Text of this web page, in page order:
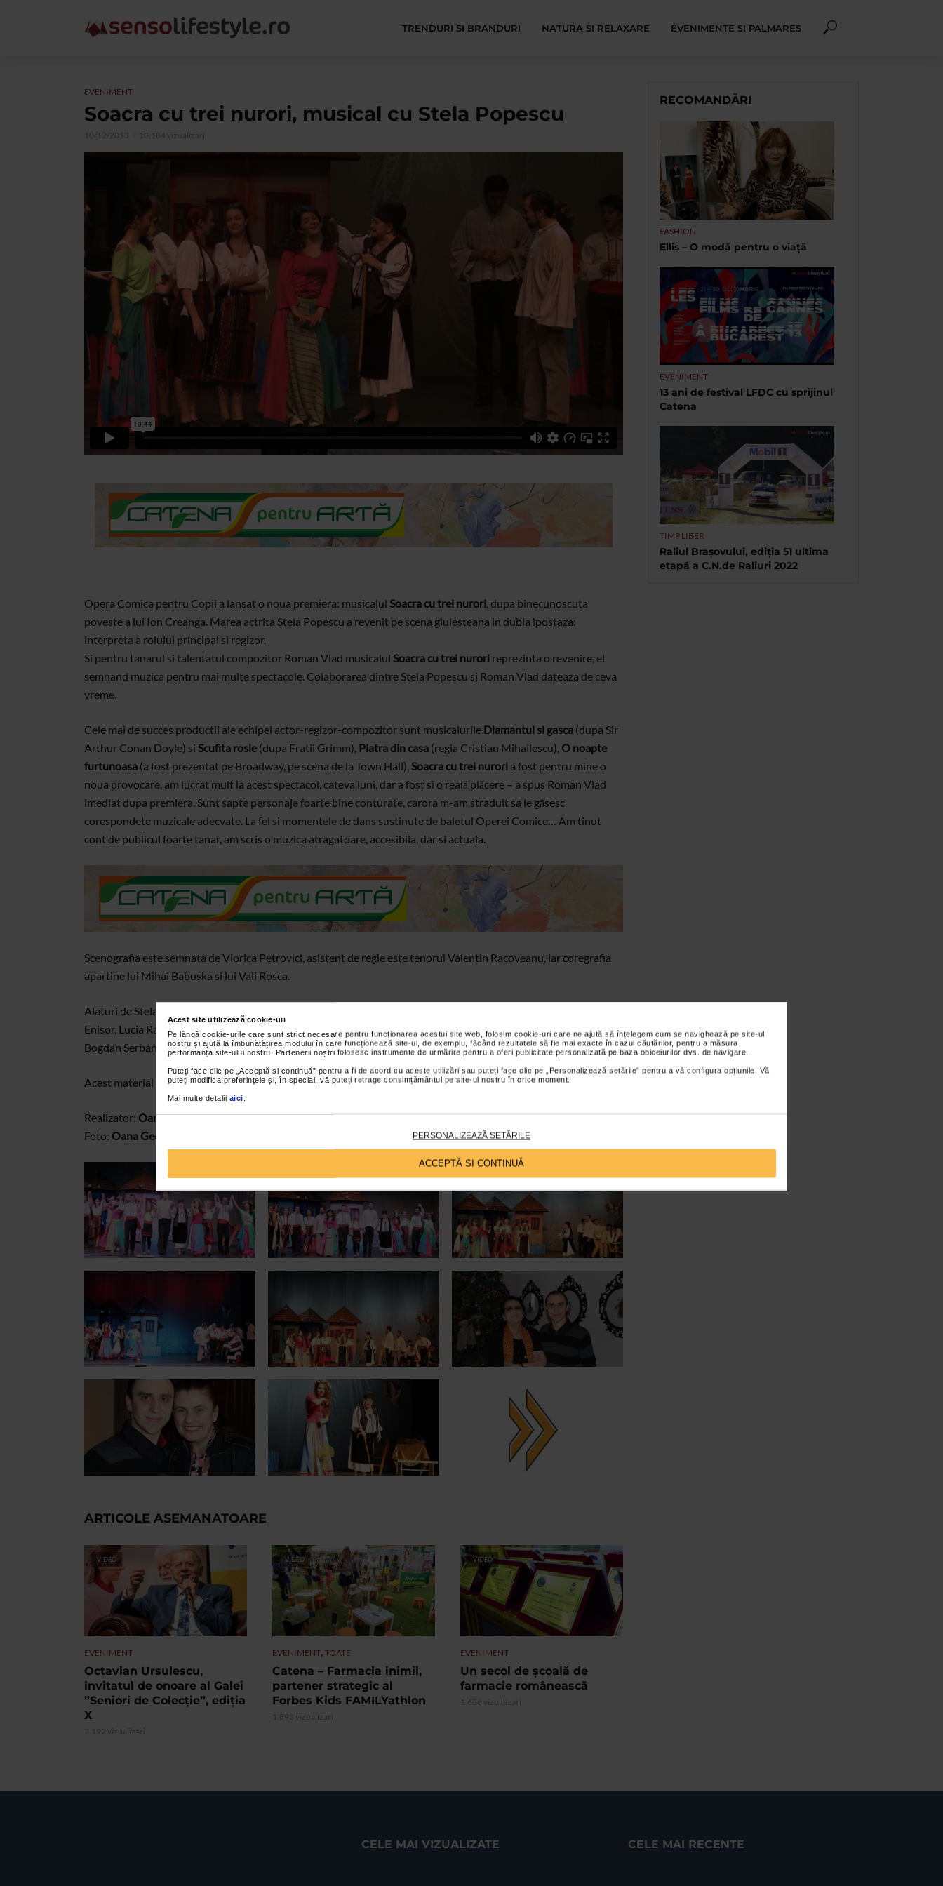
Acest site utilizează cookie-uri
Pe lângă cookie-urile care sunt strict necesare pentru funcționarea acestui site web, folosim cookie-uri care ne ajută să înțelegem cum se navighează pe site-ul
nostru și ajută la îmbunătățirea modului în care funcționează site-ul, de exemplu, făcând rezultatele să fie mai exacte în cazul căutărilor, pentru a măsura
performanța site-ului nostru. Partenerii noștri folosesc instrumente de urmărire pentru a oferi publicitate personalizată pe baza obiceiurilor dvs. de navigare.
Puteți face clic pe „Acceptă si continuă” pentru a fi de acord cu aceste utilizări sau puteți face clic pe „Personalizează setările” pentru a vă configura opțiunile. Vă
puteți modifica preferințele și, în special, vă puteți retrage consimțământul pe site-ul nostru în orice moment.
Mai multe detalii aici
PERSONALIZEAZĂ SETĂRILE
ACCEPTĂ SI CONTINUĂ
TRENDURI SI BRANDURI NATURA SI RELAXARE EVENIMENTE SI PALMARES
EVENIMENT
Soacra cu trei nurori, musical cu Stela Popescu
10/12/2013 10.184 vizualizari
Opera Comica pentru Copii a lansat o noua premiera: musicalul Soacra cu trei nurori , dupa binecunoscuta
poveste a lui Ion Creanga. Marea actrita Stela Popescu a revenit pe scena giulesteana in dubla ipostaza:
interpreta a rolului principal si regizor.
Si pentru tanarul si talentatul compozitor Roman Vlad musicalul Soacra cu trei nurori reprezinta o revenire, el
semnand muzica pentru mai multe spectacole. Colaborarea dintre Stela Popescu si Roman Vlad dateaza de ceva
vreme.
Cele mai de succes productii ale echipei actor-regizor-compozitor sunt musicalurile Diamantul si gasca (dupa Sir
Arthur Conan Doyle) si Scufita rosie (dupa Fratii Grimm), Piatra din casa (regia Cristian Mihailescu), O noapte
furtunoasa (a fost prezentat pe Broadway, pe scena de la Town Hall). Soacra cu trei nurori a fost pentru mine o
noua provocare, am lucrat mult la acest spectacol, cateva luni, dar a fost si o reală plăcere – a spus Roman Vlad
imediat dupa premiera. Sunt sapte personaje foarte bine conturate, carora m-am straduit sa le găsesc
corespondete muzicale adecvate. La fel si momentele de dans sustinute de baletul Operei Comice… Am tinut
cont de publicul foarte tanar, am scris o muzica atragatoare, accesibila, dar si actuala.
Scenografia este semnata de Viorica Petrovici, asistent de regie este tenorul Valentin Racoveanu, iar coregrafia
apartine lui Mihai Babuska si lui Vali Rosca.
Alaturi de Stela Popescu si de baletul Operei Comice pentru Copii, joaca Raluca Oprea, Oana Serban, Roberta
Enisor, Lucia Racoveanu, Jennifer Dumitrascu, Gabriela Daha, Andrei Lazar, Daniel Filipescu, Fang Shuang,
Bogdan Serban, Levente Ambrus, Andrei Rosu s.a.
Acest material va este oferit de Catena.
Realizator: Oana Georgescu
Foto: Oana Georgescu
ARTICOLE ASEMANATOARE
VIDEO
EVENIMENT
Octavian Ursulescu,
invitatul de onoare al Galei
”Seniori de Colecție”, ediția
X
2.192 vizualizari
VIDEO
EVENIMENT, TOATE
Catena – Farmacia inimii,
partener strategic al
Forbes Kids FAMILYathlon
1.893 vizualizari
VIDEO
EVENIMENT
Un secol de școală de
farmacie românească
1.656 vizualizari
RECOMANDĂRI
FASHION
Ellis – O modă pentru o viață
EVENIMENT
13 ani de festival LFDC cu sprijinul
Catena
TIMP LIBER
Raliul Brașovului, ediția 51 ultima
etapă a C.N.de Raliuri 2022
CELE MAI VIZUALIZATE CELE MAI RECENTE